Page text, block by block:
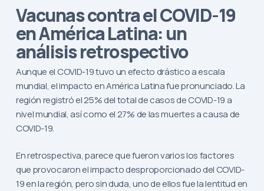
Vacunas contra el COVID-19
en América Latina: un
análisis retrospectivo
Aunque el COVID-19 tuvo un efecto drástico a escala
mundial, el impacto en América Latina fue pronunciado. La
región registró el 25% del total de casos de COVID-19 a
nivel mundial, así como el 27% de las muertes a causa de
COVID-19.
En retrospectiva, parece que fueron varios los factores
que provocaron el impacto desproporcionado del COVID-
19 en la región, pero sin duda, uno de ellos fue la lentitud en